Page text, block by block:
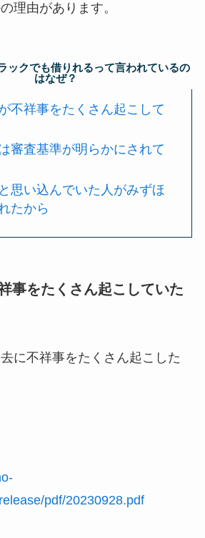
理由があります。
ックでも借りれるって言われているの
はなぜ？
不祥事をたくさん起こして
審査基準が明らかにされて
思い込んでいた人がみずほ
たから
事をたくさん起こしていた
に不祥事をたくさん起こした
pdf/20230928.pdf